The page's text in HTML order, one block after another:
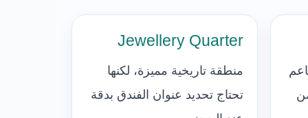
Jewellery Quarter
منطقة تاريخية مميزة، لكنها
تحتاج تحديد عنوان الفندق بدقة